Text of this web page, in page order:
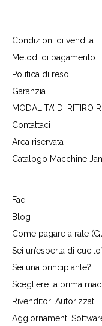
Condizioni di vendita
Metodi di pagamento
Politica di reso
Garanzia
MODALITA’ DI RITIRO
Contattaci
Area riservata
Catalogo Macchine
Faq
Blog
Come pagare a rate
Sei un’esperta di
Sei una principiante?
Scegliere la prima
Rivenditori Autorizzati
Aggiornamenti